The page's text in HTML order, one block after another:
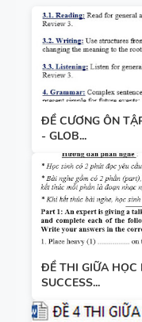
ĐỀ CƯƠNG ÔN
- GLOB...
ĐỀ THI GIỮA HỌC
SUCCESS...